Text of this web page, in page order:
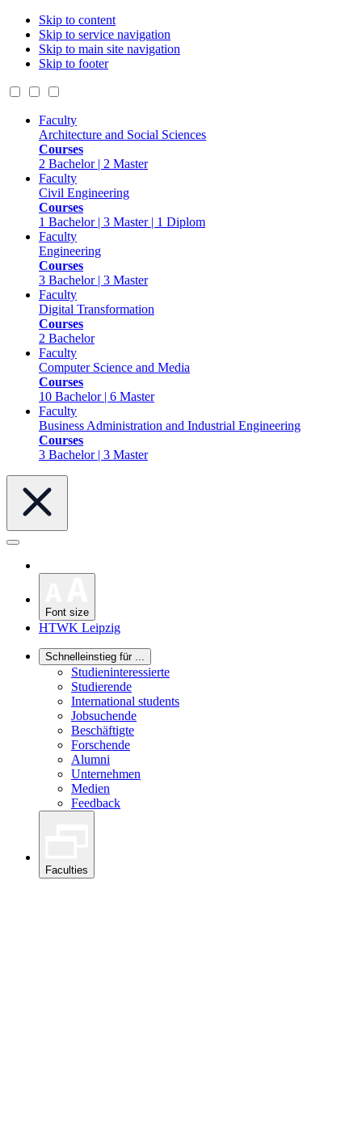
Skip to content
Skip to service navigation
Skip to main site navigation
Skip to footer
Faculty
Architecture and Social Sciences
Courses
2 Bachelor | 2 Master
Faculty
Civil Engineering
Courses
1 Bachelor | 3 Master | 1 Diplom
Faculty
Engineering
Courses
3 Bachelor | 3 Master
Faculty
Digital Transformation
Courses
2 Bachelor
Faculty
Computer Science and Media
Courses
10 Bachelor | 6 Master
Faculty
Business Administration and Industrial Engineering
Courses
3 Bachelor | 3 Master
Font size
HTWK Leipzig
Schnelleinstieg für ...
Studieninteressierte
Studierende
International students
Jobsuchende
Beschäftigte
Forschende
Alumni
Unternehmen
Medien
Feedback
Faculties